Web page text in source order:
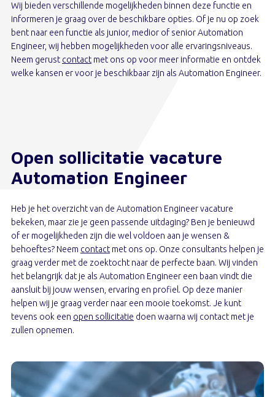
Wij bieden verschillende mogelijkheden binnen deze functie en
informeren je graag over de beschikbare opties. Of je nu op zoek
bent naar een functie als junior, medior of senior Automation
Engineer, wij hebben mogelijkheden voor alle ervaringsniveaus.
Neem gerust contact met ons op voor meer informatie en ontdek
welke kansen er voor je beschikbaar zijn als Automation Engineer.
Open sollicitatie vacature
Automation Engineer
Heb je het overzicht van de Automation Engineer vacature
bekeken, maar zie je geen passende uitdaging? Ben je benieuwd
of er mogelijkheden zijn die wel voldoen aan je wensen &
behoeftes? Neem contact met ons op. Onze consultants helpen je
graag verder met de zoektocht naar de perfecte baan. Wij vinden
het belangrijk dat je als Automation Engineer een baan vindt die
aansluit bij jouw wensen, ervaring en profiel. Op deze manier
helpen wij je graag verder naar een mooie toekomst. Je kunt
tevens ook een open sollicitatie doen waarna wij contact met je
zullen opnemen.